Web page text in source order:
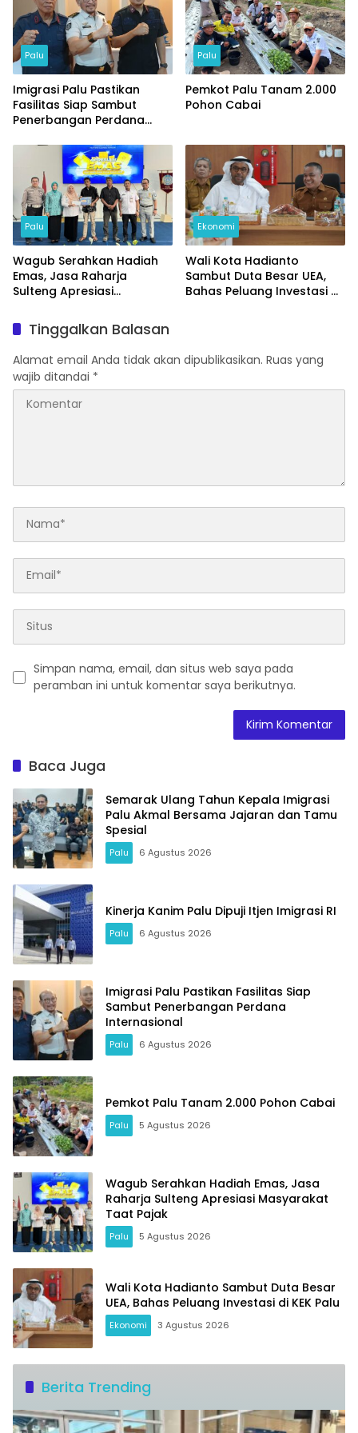
Palu
Imigrasi Palu Pastikan
Fasilitas Siap Sambut
Penerbangan Perdana
Palu
Pemkot Palu Tanam 2.000
Pohon Cabai
Palu
Wagub Serahkan Hadiah
Emas, Jasa Raharja
Sulteng Apresiasi
Ekonomi
Wali Kota Hadianto
Sambut Duta Besar UEA,
Bahas Peluang Investasi di
Tinggalkan Balasan
Alamat email Anda tidak akan dipublikasikan. Ruas yang
wajib ditandai *
Simpan nama, email, dan situs web saya pada
peramban ini untuk komentar saya berikutnya.
Baca Juga
Semarak Ulang Tahun Kepala Imigrasi
Palu Akmal Bersama Jajaran dan Tamu
Spesial
Palu 6 Agustus 2026
Kinerja Kanim Palu Dipuji Itjen Imigrasi RI
Palu 6 Agustus 2026
Imigrasi Palu Pastikan Fasilitas Siap
Sambut Penerbangan Perdana
Internasional
Palu 6 Agustus 2026
Pemkot Palu Tanam 2.000 Pohon Cabai
Palu 5 Agustus 2026
Wagub Serahkan Hadiah Emas, Jasa
Raharja Sulteng Apresiasi Masyarakat
Taat Pajak
Palu 5 Agustus 2026
Wali Kota Hadianto Sambut Duta Besar
UEA, Bahas Peluang Investasi di KEK Palu
Ekonomi 3 Agustus 2026
Berita Trending